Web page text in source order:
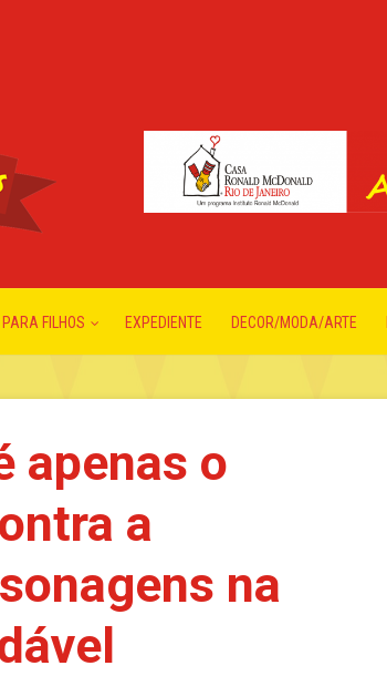
PARA FILHOS EXPEDIENTE DECOR/MODA/ARTE
apenas o
a
na